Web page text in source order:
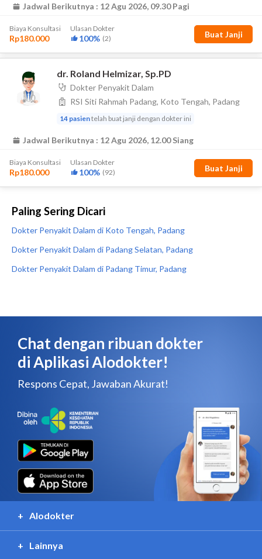
Paling Sering Dicari
Dokter Penyakit Dalam di Koto Tengah, Padang
Dokter Penyakit Dalam di Padang Selatan, Padang
Dokter Penyakit Dalam di Padang Timur, Padang